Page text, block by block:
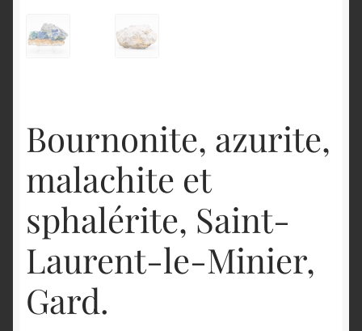
Bournonite, azurite,
malachite et
sphalérite, Saint-
Laurent-le-Minier,
Gard.